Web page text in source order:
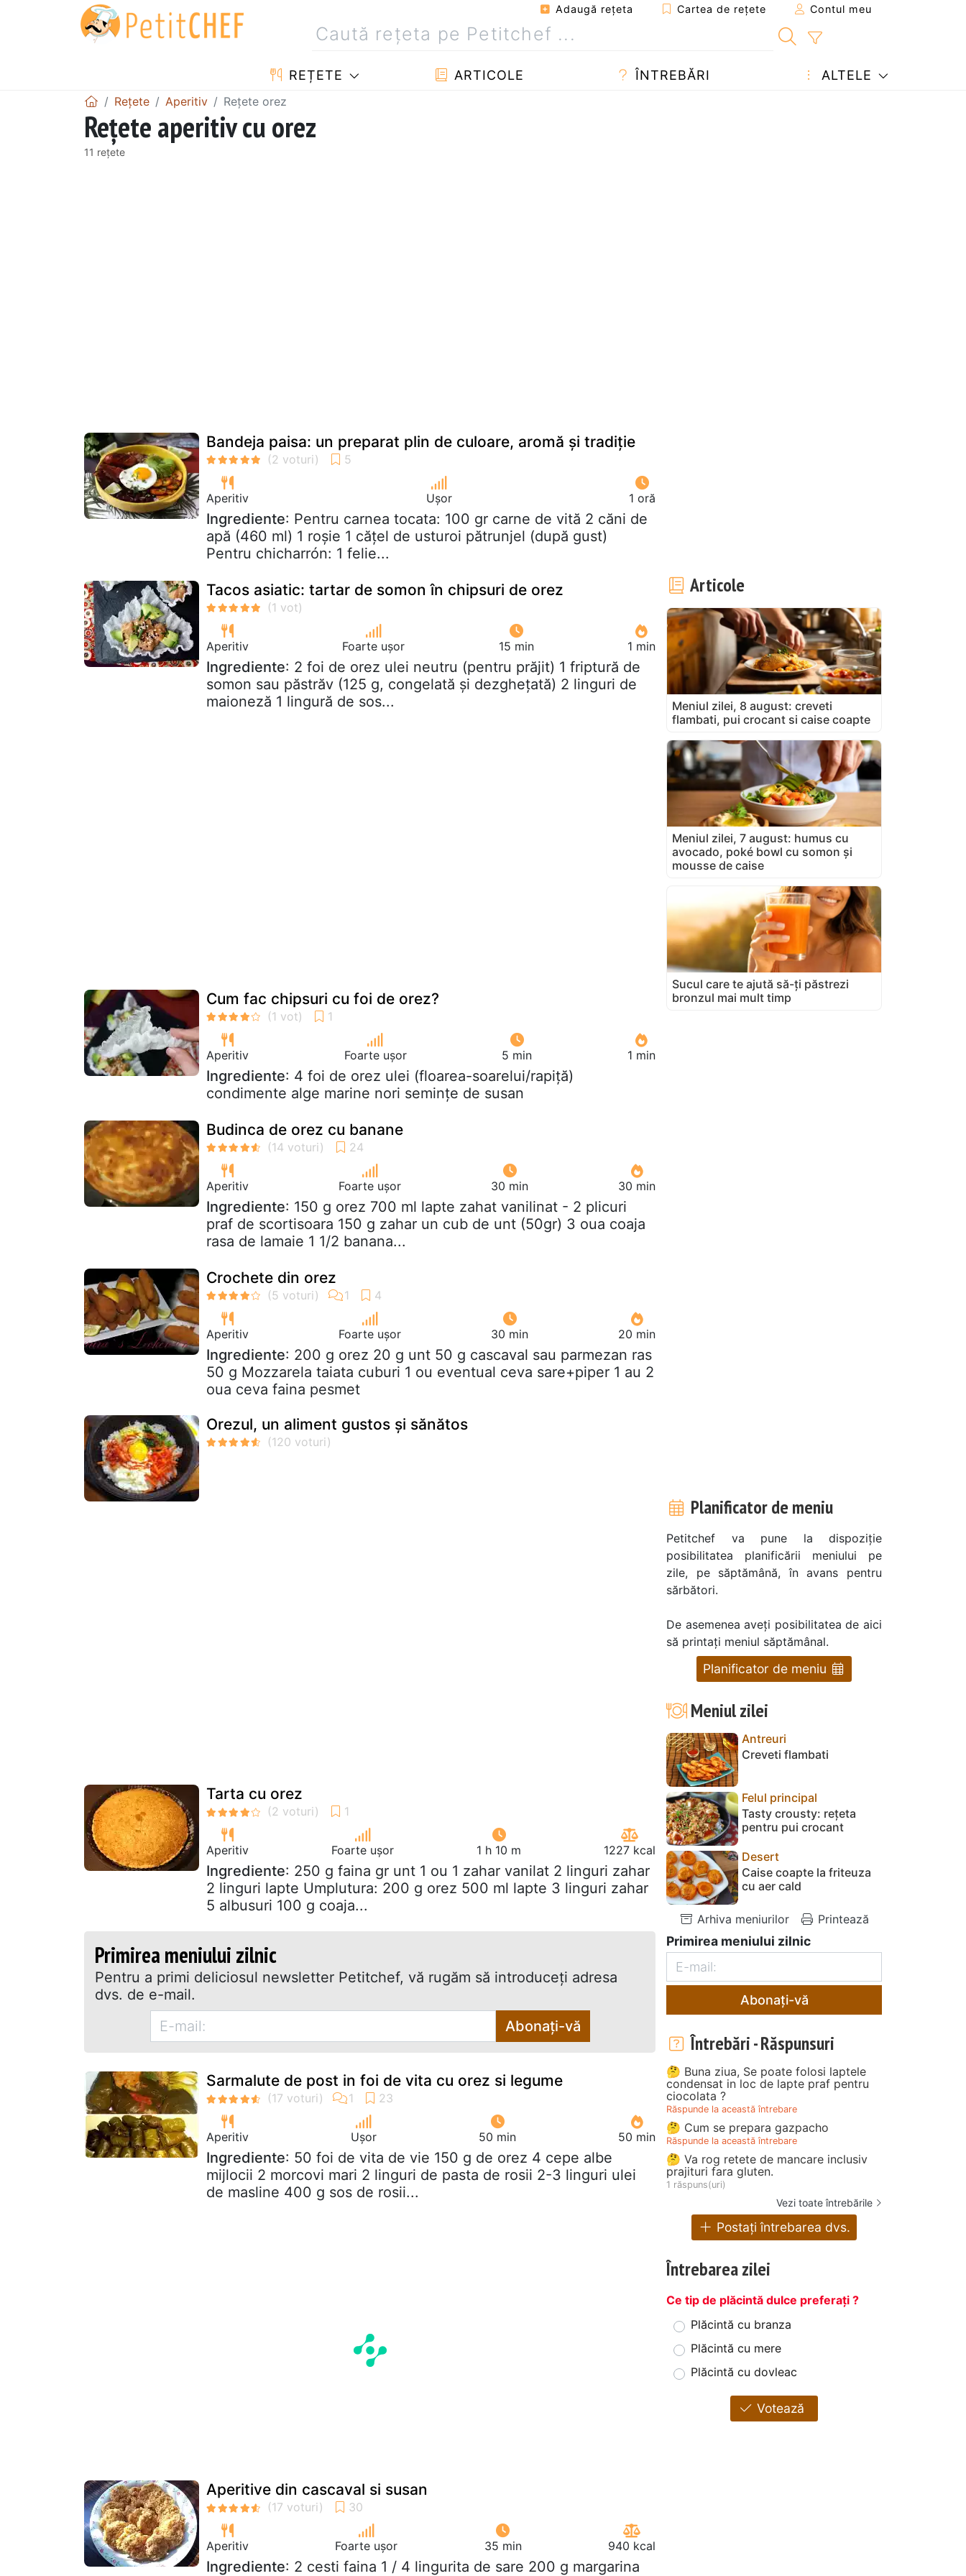
Adaugă reţeta Cartea de rețete Contul meu
REȚETE ARTICOLE ÎNTREBĂRI ALTELE
Rețete Aperitiv Rețete orez
Rețete aperitiv cu orez
11 rețete
Bandeja paisa: un preparat plin de culoare, aromă și tradiție
Aperitiv Ușor 1 oră
Ingrediente: Pentru carnea tocata: 100 gr carne de vită 2 căni de
apă (460 ml) 1 roșie 1 cățel de usturoi pătrunjel (după gust)
Pentru chicharrón: 1 felie...
Tacos asiatic: tartar de somon în chipsuri de orez
Aperitiv Foarte ușor 15 min 1 min
Ingrediente: 2 foi de orez ulei neutru (pentru prăjit) 1 friptură de
somon sau păstrăv (125 g, congelată și dezghețată) 2 linguri de
maioneză 1 lingură de sos...
Cum fac chipsuri cu foi de orez?
Aperitiv Foarte ușor 5 min 1 min
Ingrediente: 4 foi de orez ulei (floarea-soarelui/rapiță)
condimente alge marine nori semințe de susan
Budinca de orez cu banane
Aperitiv Foarte ușor 30 min 30 min
Ingrediente: 150 g orez 700 ml lapte zahat vanilinat - 2 plicuri
praf de scortisoara 150 g zahar un cub de unt (50gr) 3 oua coaja
rasa de lamaie 1 1/2 banana...
Crochete din orez
Aperitiv Foarte ușor 30 min 20 min
Ingrediente: 200 g orez 20 g unt 50 g cascaval sau parmezan ras
50 g Mozzarela taiata cuburi 1 ou eventual ceva sare+piper 1 au 2
oua ceva faina pesmet
Orezul, un aliment gustos și sănătos
Tarta cu orez
Aperitiv Foarte ușor 1 h 10 m 1227 kcal
Ingrediente: 250 g faina gr unt 1 ou 1 zahar vanilat 2 linguri zahar
2 linguri lapte Umplutura: 200 g orez 500 ml lapte 3 linguri zahar
5 albusuri 100 g coaja...
Primirea meniului zilnic
Pentru a primi deliciosul newsletter Petitchef, vă rugăm să introduceţi adresa
dvs. de e-mail.
Abonați-vă
Sarmalute de post in foi de vita cu orez si legume
Aperitiv Ușor 50 min 50 min
Ingrediente: 50 foi de vita de vie 150 g de orez 4 cepe albe
mijlocii 2 morcovi mari 2 linguri de pasta de rosii 2-3 linguri ulei
de masline 400 g sos de rosii...
Aperitive din cascaval si susan
Aperitiv Foarte ușor 35 min 940 kcal
Ingrediente: 2 cesti faina 1 / 4 lingurita de sare 200 g margarina
Articole
Meniul zilei, 8 august: creveti
flambati, pui crocant si caise coapte
Meniul zilei, 7 august: humus cu
avocado, poké bowl cu somon și
mousse de caise
Sucul care te ajută să-ți păstrezi
bronzul mai mult timp
Planificator de meniu
Petitchef va pune la dispoziție
posibilitatea planificării meniului pe
zile, pe săptămână, în avans pentru
sărbători.
De asemenea aveți posibilitatea de aici
să printați meniul săptămânal.
Planificator de meniu
Meniul zilei
Antreuri
Creveti flambati
Felul principal
Tasty crousty: rețeta
pentru pui crocant
Desert
Caise coapte la friteuza
cu aer cald
Arhiva meniurilor Printează
Primirea meniului zilnic
Abonați-vă
Întrebări - Răspunsuri
🤔 Buna ziua, Se poate folosi laptele
condensat in loc de lapte praf pentru
ciocolata ?
Răspunde la această întrebare
🤔 Cum se prepara gazpacho
Răspunde la această întrebare
🤔 Va rog retete de mancare inclusiv
prajituri fara gluten.
1 răspuns(uri)
Vezi toate întrebările
Postați întrebarea dvs.
Întrebarea zilei
Ce tip de plăcintă dulce preferați ?
Plăcintă cu branza
Plăcintă cu mere
Plăcintă cu dovleac
Votează